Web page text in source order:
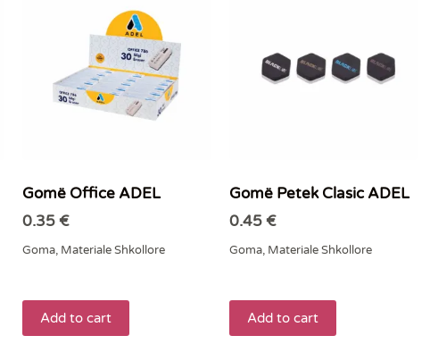
Gomë Office ADEL
0.35€
Goma, Materiale Shkollore
Add to cart
Gomë Petek Clasic ADEL
0.45€
Goma, Materiale Shkollore
Add to cart